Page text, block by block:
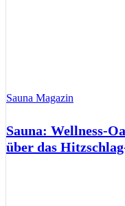
Sauna Magazin
Sauna: Wellness-
über das